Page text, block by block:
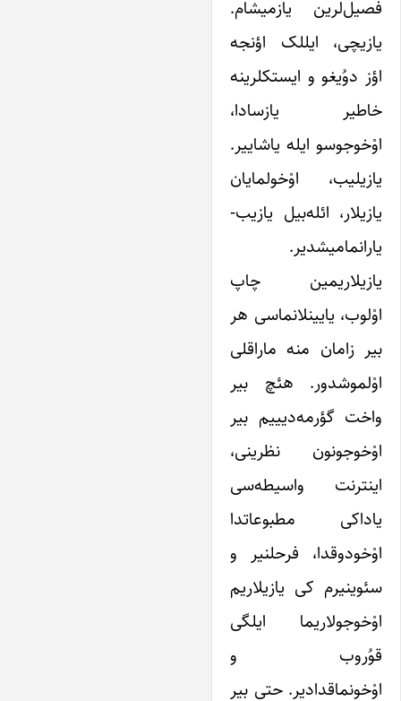
فصیل‌لرین یازمیشام.
یازیچی، ایللک اؤنجه
اؤز دوُیغو و ایستکلرینه
خاطیر یازسادا،
اوْخوجوسو ایله یاشاییر.
یازیلیب، اوْخولمایان
یازیلار، ائله‌بیل یازیب-
یارانمامیشدیر.
یازیلاریمین چاپ
اوْلوب، یایینلانماسی هر
بیر زامان منه ماراقلی
اوْلموشدور. هئچ بیر
واخت گؤرمه‌دیییم بیر
اوْخوجونون نظرینی،
اینترنت واسیطه‌سی
یاداکی مطبوعاتدا
اوْخودوقدا، فرحلنیر و
سئوینیرم کی یازیلاریم
اوْخوجولاریما ایلگی
قوُروب و
اوْخونماقدادیر. حتی بیر